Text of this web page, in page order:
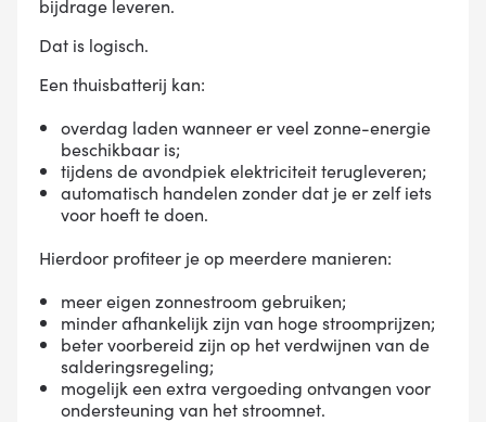
bijdrage leveren.
Dat is logisch.
Een thuisbatterij kan:
overdag laden wanneer er veel zonne-energie
beschikbaar is;
tijdens de avondpiek elektriciteit terugleveren;
automatisch handelen zonder dat je er zelf iets
voor hoeft te doen.
Hierdoor profiteer je op meerdere manieren:
meer eigen zonnestroom gebruiken;
minder afhankelijk zijn van hoge stroomprijzen;
beter voorbereid zijn op het verdwijnen van de
salderingsregeling;
mogelijk een extra vergoeding ontvangen voor
ondersteuning van het stroomnet.